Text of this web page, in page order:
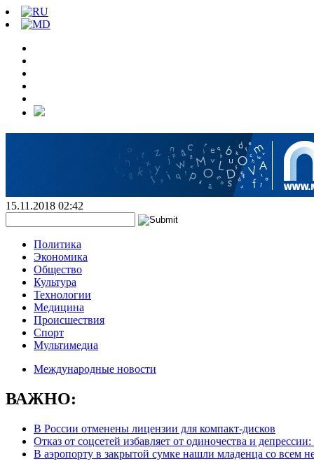
15.11.2018 02:42
Политика
Экономика
Общество
Культура
Технологии
Медицина
Происшествия
Спорт
Мультимедиа
Международные новости
ВАЖНО:
В России отменены лицензии для ком­пакт-дис­ков
Отказ от соцсетей избавляет от одиночества и
В аэропорту в закрытой сумке нашли младенца со всем